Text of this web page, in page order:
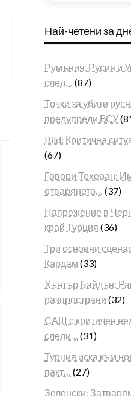
Най-четени за
Румъния, Русия и
след…
(87)
Точки за убити
предупреди ВСУ
Bild: Критична
(67)
Говори Техеран:
отварянето…
(37)
Напрежение в
край Турция (36)
Три основни
Кардам (33)
Хънтър Байдън:
разпространи (32)
САЩ с критичен
следи…
(31)
Турция иска към
пакт…
(27)
Зеленски: